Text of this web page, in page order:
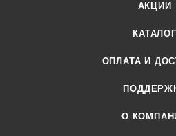
АКЦИИ
КАТАЛОГ
ОПЛАТА И
О